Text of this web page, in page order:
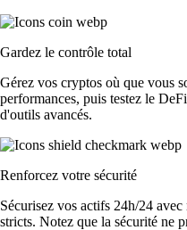
Gardez le contrôle total
Gérez vos cryptos où que vous
performances, puis testez le
d'outils avancés.
Renforcez votre sécurité
Sécurisez vos actifs 24h/24
stricts. Notez que la sécurité ne